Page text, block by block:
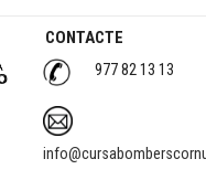
CONTACTE
977 82 13 13